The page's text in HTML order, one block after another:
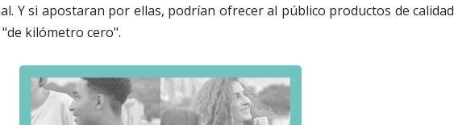
Y si apostaran por ellas, podrían ofrecer al público productos de calidad
kilómetro cero".